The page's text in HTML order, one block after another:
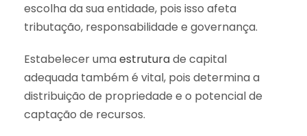
escolha da sua entidade, pois isso afeta
tributação, responsabilidade e governança.
Estabelecer umaestruturade capital
adequada também é vital, pois determina a
distribuição de propriedade e o potencial de
captação de recursos.